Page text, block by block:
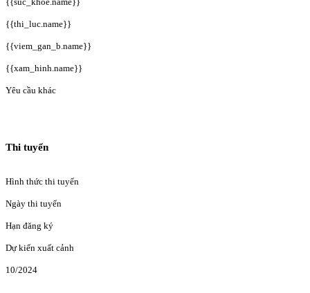
{{thi_luc.name}}
{{viem_gan_b.name}}
{{xam_hinh.name}}
Yêu cầu khác
Thi tuyển
Hình thức thi tuyển
Ngày thi tuyển
Hạn đăng ký
Dự kiến xuất cảnh
10/2024